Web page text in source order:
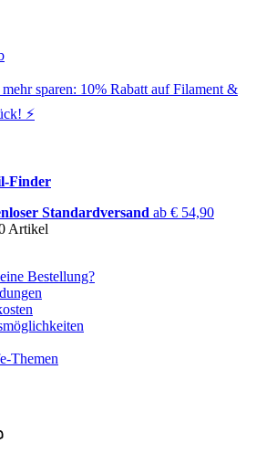
mehr sparen: 10% Rabatt auf Filament &
⚡️
Finder
Standardversand ab € 54,90
Artikel
Bestellung?
Themen